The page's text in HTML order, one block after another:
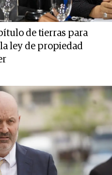
de tierras para
ley de propiedad